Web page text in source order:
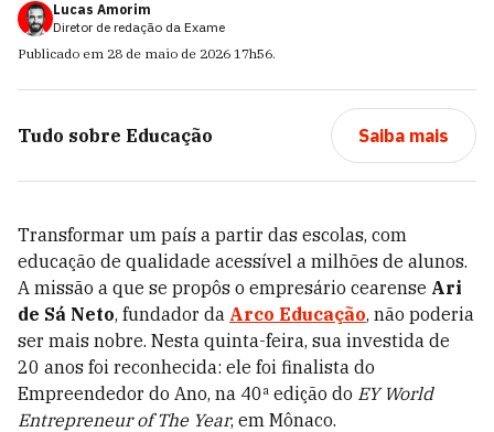
Lucas Amorim
Diretor de redação da Exame
Publicado em 28 de maio de 2026 17h56.
Tudo sobre Educação Saiba mais
Transformar um país a partir das escolas, com
educação de qualidade acessível a milhões de alunos.
A missão a que se propôs o empresário cearense Ari
de Sá Neto, fundador da Arco Educação, não poderia
ser mais nobre. Nesta quinta-feira, sua investida de
20 anos foi reconhecida: ele foi finalista do
Empreendedor do Ano, na 40ª edição do EY World
Entrepreneur of The Year, em Mônaco.